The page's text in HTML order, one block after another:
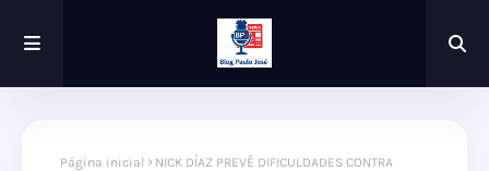
Página inicial
NICK DÍAZ PREVÊ DIFICULDADES CONTRA